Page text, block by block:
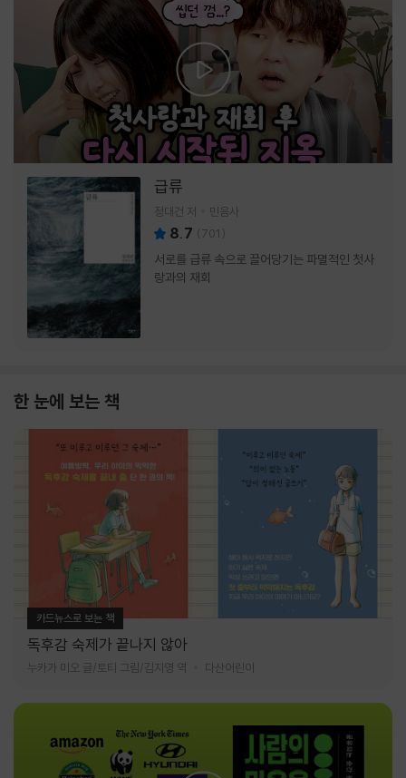
급류
정대건 저 민음사
8.7 (701 )
서로를 급류 속으로 끌어당기는 파멸적인 첫사
랑과의 재회
한 눈에 보는 책
카드뉴스로 보는 책
독후감 숙제가 끝나지 않아
누카가 미오 글/토티 그림/김지영 역 다산어린이